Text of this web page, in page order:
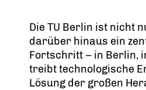
Die TU Berlin ist nicht
darüber hinaus ein
Fortschritt – in Berlin,
treibt technologische
Lösung der großen